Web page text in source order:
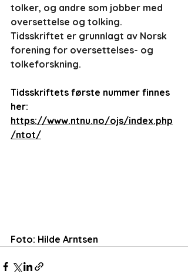
tolker, og andre som jobber med
oversettelse og tolking.
Tidsskriftet er grunnlagt av Norsk
forening for oversettelses- og
tolkeforskning.
Tidsskriftets første nummer finnes
her:
https://www.ntnu.no/ojs/index.php
/ntot/
Foto: Hilde Arntsen